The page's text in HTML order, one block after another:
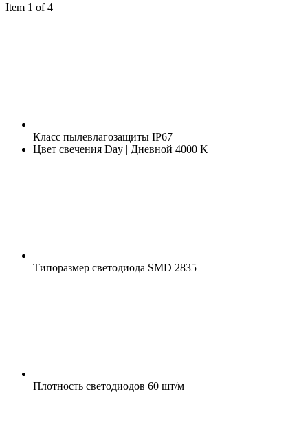
Item 1 of 4
Класс пылевлагозащиты IP67
Цвет свечения Day | Дневной 4000 K
Типоразмер светодиода SMD 2835
Плотность светодиодов 60 шт/м